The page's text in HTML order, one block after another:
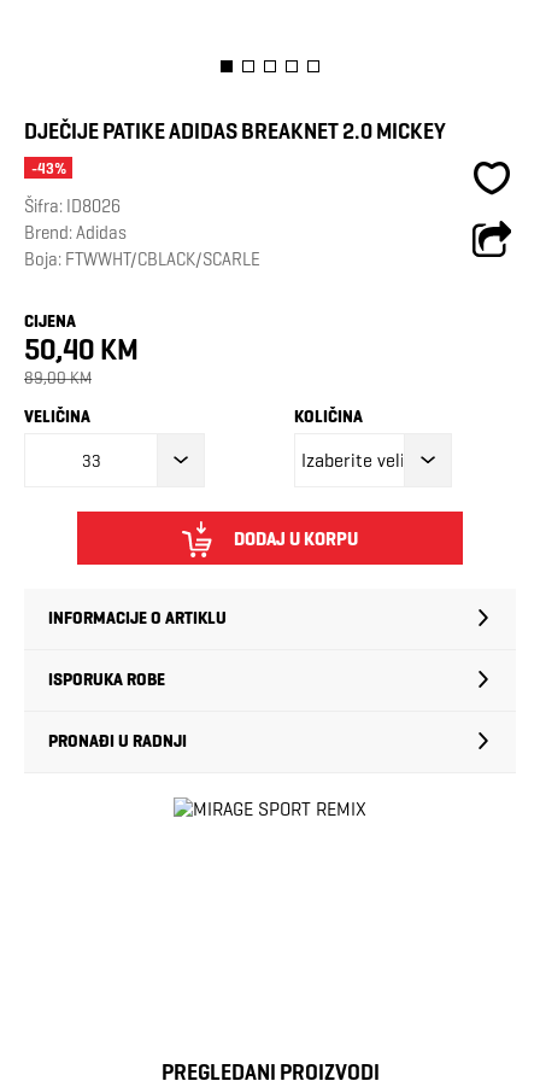
DJEČIJE PATIKE ADIDAS BREAKNET 2.0 MICKEY
-43%
Šifra: ID8026
Brend:Adidas
Boja: FTWWHT/CBLACK/SCARLE
CIJENA
50,40 KM
89,00 KM
VELIČINA
33
KOLIČINA
DODAJ U KORPU
INFORMACIJE O ARTIKLU
ISPORUKA ROBE
PRONAĐI U RADNJI
PREGLEDANI PROIZVODI